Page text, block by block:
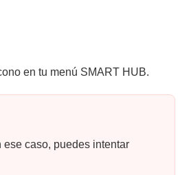
en tu menú SMART HUB.
caso, puedes intentar